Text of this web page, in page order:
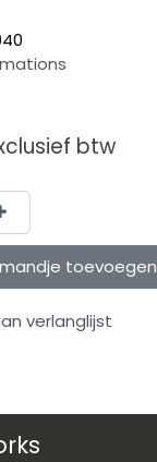
btw
toevoegen
verlanglijst